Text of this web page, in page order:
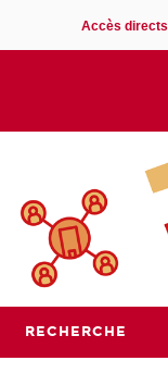
Accès directs
RECHERCHE